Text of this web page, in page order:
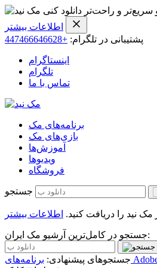
و راحت‌تر دانلود کنی
اطلاعات بیشتر
پشتیبانی در تلگرام: +447466646628
اینستاگرام
تلگرام
تماس با ما
برنامه‌های مک
بازی‌های مک
آموزش‌ها
ویدیو‌ها
فروشگاه
جستجو
اطلاعات بیشتر
جستجو در کامل‌ترین آرشیو مک ایران:
جستجوهای پیشنهادی: